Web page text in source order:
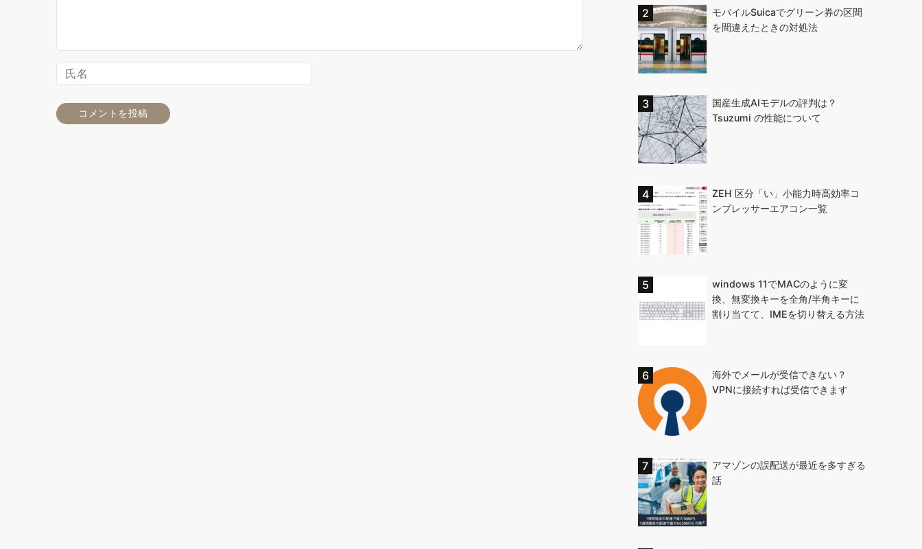
モバイルSuicaでグリーン券の区間
を間違えたときの対処法
国産生成AIモデルの評判は？
Tsuzumi の性能について
ZEH 区分「い」小能力時高効率コ
ンプレッサーエアコン一覧
windows 11でMACのように変
換、無変換キーを全角/半角キーに
割り当てて、IMEを切り替える方法
海外でメールが受信できない？
VPNに接続すれば受信できます
アマゾンの誤配送が最近を多すぎる
話